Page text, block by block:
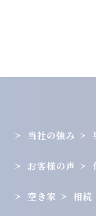
当社の強み
お客様の声
空き家 相続